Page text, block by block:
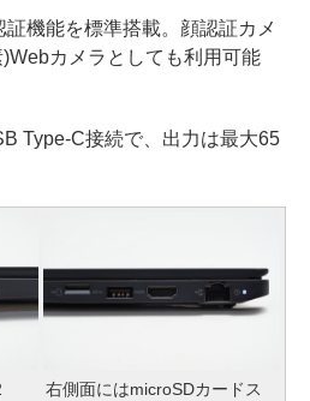
機能を標準搭載。顔認証カメ
カメラとしても利用可能
Type-C接続で、出力は最大65
右側面にはmicroSDカードス